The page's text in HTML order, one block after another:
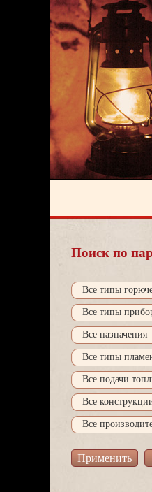
Поиск по
се типы
се типы
се назначения
се типы
се подачи
се
се